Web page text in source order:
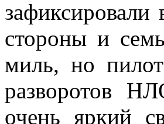
стороны и
миль, но
разворотов
очень яркий